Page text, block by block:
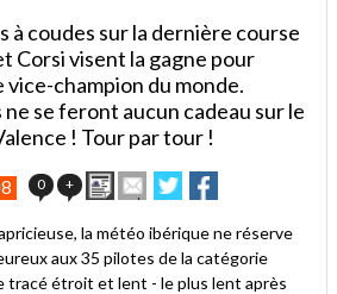
à coudes sur la dernière course
Corsi visent la gagne pour
vice-champion du monde.
se feront aucun cadeau sur le
! Tour par tour !
0 + ImprimerEnvoyer
cet
à
un
ami
Partager
sur
sur
la météo ibérique ne réserve
aux 35 pilotes de la catégorie
tracé étroit et lent - le plus lent après